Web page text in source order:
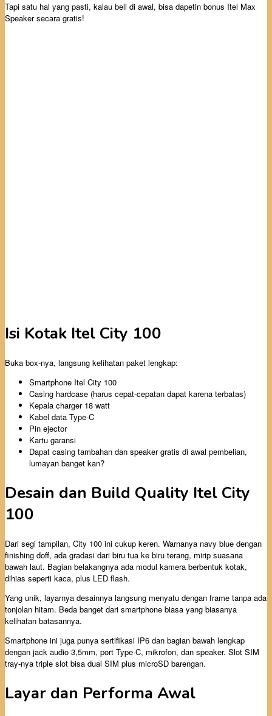
Tapi satu hal yang pasti, kalau beli di awal, bisa dapetin bonus Itel Max
Speaker secara gratis!
Isi Kotak Itel City 100
Buka box-nya, langsung kelihatan paket lengkap:
Smartphone Itel City 100
Casing hardcase (harus cepat-cepatan dapat karena terbatas)
Kepala charger 18 watt
Kabel data Type-C
Pin ejector
Kartu garansi
Dapat casing tambahan dan speaker gratis di awal pembelian,
lumayan banget kan?
Desain dan Build Quality Itel City
100
Dari segi tampilan, City 100 ini cukup keren. Warnanya navy blue dengan
finishing doff, ada gradasi dari biru tua ke biru terang, mirip suasana
bawah laut. Bagian belakangnya ada modul kamera berbentuk kotak,
dihias seperti kaca, plus LED flash.
Yang unik, layarnya desainnya langsung menyatu dengan frame tanpa ada
tonjolan hitam. Beda banget dari smartphone biasa yang biasanya
kelihatan batasannya.
Smartphone ini juga punya sertifikasi IP6 dan bagian bawah lengkap
dengan jack audio 3,5mm, port Type-C, mikrofon, dan speaker. Slot SIM
tray-nya triple slot bisa dual SIM plus microSD barengan.
Layar dan Performa Awal